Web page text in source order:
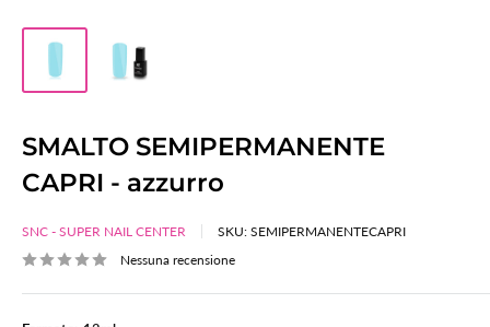
SMALTO SEMIPERMANENTE
CAPRI - azzurro
SNC - SUPER NAIL CENTER SKU: SEMIPERMANENTECAPRI
Nessuna recensione